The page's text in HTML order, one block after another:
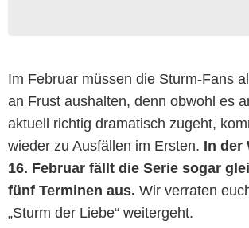
Im Februar müssen die Sturm-Fans
an Frust aushalten, denn obwohl es
aktuell richtig dramatisch zugeht,
wieder zu Ausfällen im Ersten. In der
16. Februar fällt die Serie sogar
fünf Terminen aus. Wir verraten
„Sturm der Liebe“ weitergeht.